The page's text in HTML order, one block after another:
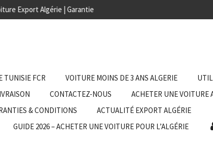
Export Algérie | Garantie
TUNISIE FCR VOITURE MOINS DE 3 ANS ALGERIE
CONTACTEZ-NOUS
ACHETER UNE VOITURE
& CONDITIONS
ACTUALITÉ EXPORT ALGÉRIE
GUIDE 2026 – ACHETER UNE VOITURE POUR L’ALGÉRIE